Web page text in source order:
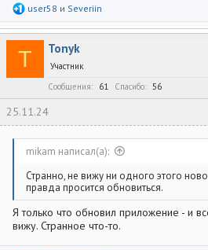
Р
а
к
ц
user58 и Severiin
T Tonyk
Участник
Сообщения
61 Спасибо 56
25.11.24
mikam написал(а):
Странно, не вижу ни одного этого
правда просится обновиться.
Я только что обновил приложение - и
вижу. Странное что-то.